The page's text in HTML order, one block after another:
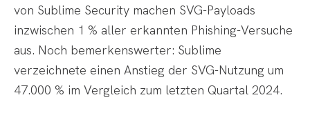
von Sublime Security machen SVG-Payloads
inzwischen 1 % aller erkannten Phishing-Versuche
aus. Noch bemerkenswerter: Sublime
verzeichnete einen Anstieg der SVG-Nutzung um
47.000 % im Vergleich zum letzten Quartal 2024.